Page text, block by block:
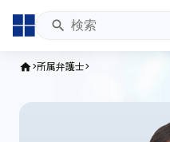
home 所属弁護士